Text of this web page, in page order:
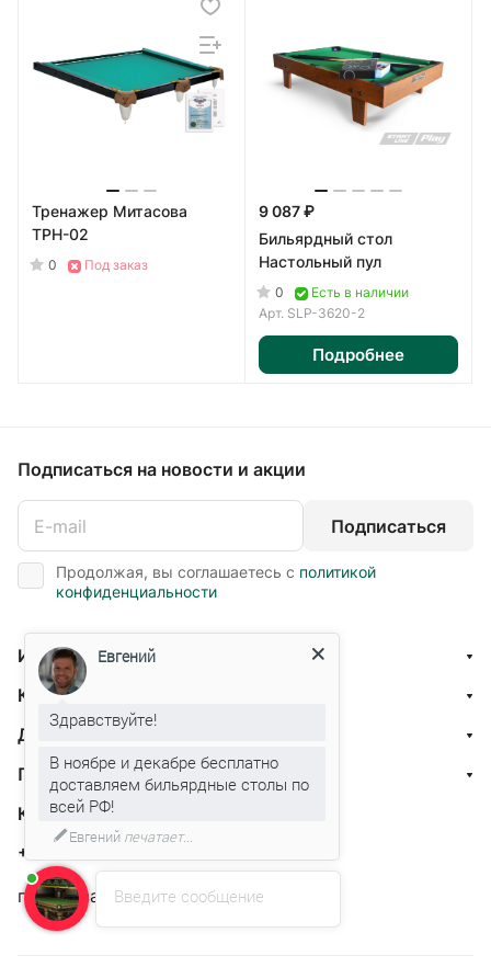
Тренажер Митасова
ТРН-02
0 Под заказ
9 087 ₽
Бильярдный стол
Настольный пул
0
Есть в наличии
Арт. SLP-3620-2
Подробнее
Подписаться на новости и акции
Подписаться
Продолжая, вы соглашаетесь с политикой
конфиденциальности
Интернет-магазин
Компания
Доставка и оплата
Помощь
Контакты
+7 800 201-87-13
г. Москва, ул. Нарвская 1
Введите сообщение
Евгений
Здравствуйте!
В ноябре и декабре бесплатно
доставляем бильярдные столы по
всей РФ!
Евгений печатает...